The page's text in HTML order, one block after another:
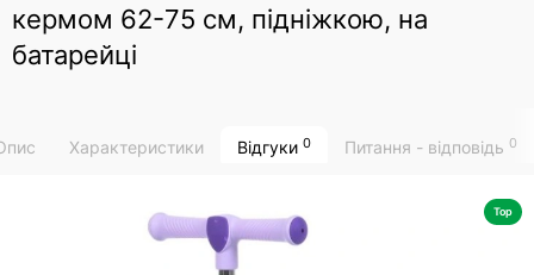
кермом 62-75 см, підніжкою, на
батарейці
Характеристики Відгуки 0 Питання - відповідь 0
Top